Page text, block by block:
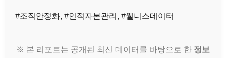
#조직안정화, #인적자본관리, #웰니스데이터
※ 본 리포트는 공개된 최신 데이터를 바탕으로 한 정보